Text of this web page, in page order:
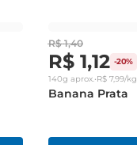
R$ 1,40
R$ 1,12 -20%
140g aprox.•R$ 7,99/kg
Banana Prata